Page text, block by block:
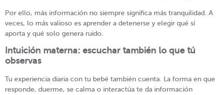
Por ello, más información no siempre significa más tranquilidad. A
veces, lo más valioso es aprender a detenerse y elegir qué sí
aporta y qué solo genera ruido.
Intuición materna: escuchar también lo que tú
observas
Tu experiencia diaria con tu bebé también cuenta. La forma en que
responde, duerme, se calma o interactúa te da información